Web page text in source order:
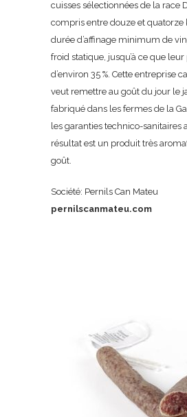
cuisses sélectionnées de la race
compris entre douze et quatorze
durée d’affinage minimum de
froid statique, jusqu’à ce que
d’environ 35 %. Cette entreprise
veut remettre au goût du jour le
fabriqué dans les fermes de la
les garanties technico-sanitaires
résultat est un produit très
goût.
Société: Pernils Can Mateu
pernilscanmateu.com